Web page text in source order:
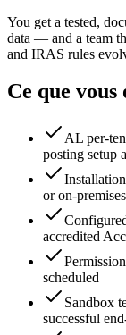
You get a tested,
data — and a team
and IRAS rules
Ce que vous
AL per-
posting setup
or on-
accredited
scheduled
Sandbox
successful